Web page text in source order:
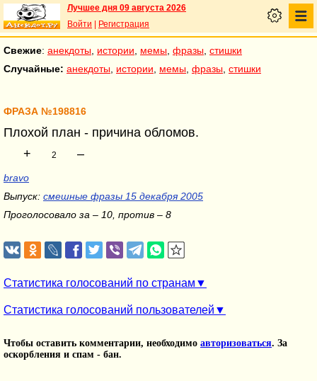
Лучшее дня 09 августа 2026
Войти
Регистрация
Свежие: анекдоты истории мемы фразы стишки
Случайные: анекдоты истории мемы фразы стишки
ФРАЗА №198816
Плохой план - причина обломов.
+
2 –
bravo
Выпуск: смешные фразы 15 декабря 2005
Проголосовало за – 10, против – 8
Статистика голосований по странам
Статистика голосований пользователей
Чтобы оставить комментарии, необходимо авторизоваться. За
оскорбления и спам - бан.